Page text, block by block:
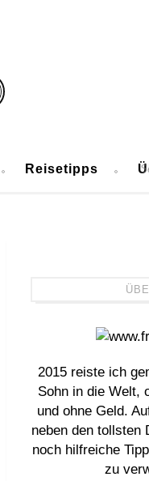
Reisetipps
2015 reiste ich
Sohn in die Welt,
und ohne Geld.
neben den tollsten
noch hilfreiche
zu